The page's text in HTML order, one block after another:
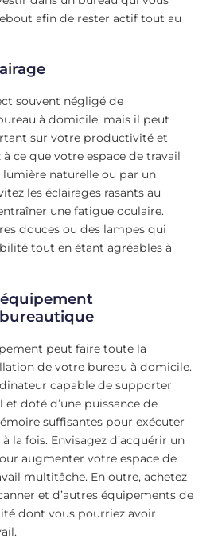
afin de rester actif tout au
souvent négligé de
à domicile, mais il peut
sur votre productivité et
ce que votre espace de travail
naturelle ou par un
les éclairages rasants au
une fatigue oculaire.
douces ou des lampes qui
tout en étant agréables à
peut faire toute la
de votre bureau à domicile.
capable de supporter
doté d’une puissance de
suffisantes pour exécuter
la fois. Envisagez d’acquérir un
augmenter votre espace de
multitâche. En outre, achetez
et d’autres équipements de
dont vous pourriez avoir